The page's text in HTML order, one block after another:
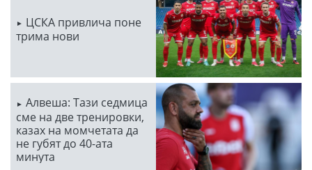
ЦСКА привлича поне
трима нови
Алвеша: Тази седмица
сме на две тренировки,
казах на момчетата да
не губят до 40-ата
минута